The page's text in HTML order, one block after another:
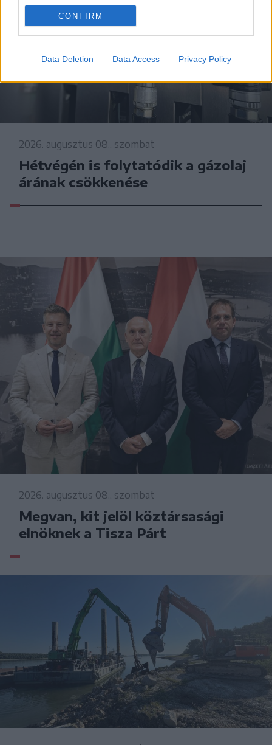
CONFIRM
Data Deletion Data Access Privacy Policy
2026. augusztus 08., szombat
Hétvégén is folytatódik a gázolaj
árának csökkenése
2026. augusztus 08., szombat
Megvan, kit jelöl köztársasági
elnöknek a Tisza Párt